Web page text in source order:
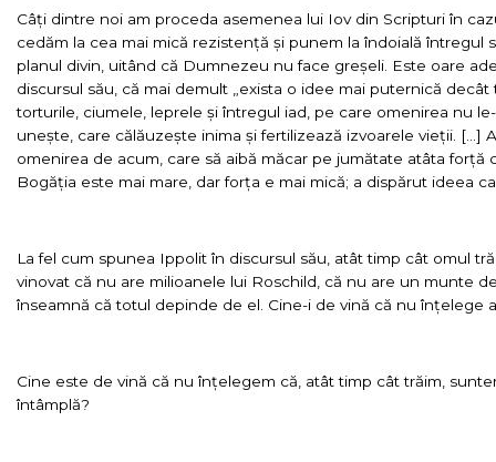
Câți dintre noi am proceda asemenea lui Iov din Scripturi în
cedăm la cea mai mică rezistență și punem la îndoială întregul
planul divin, uitând că Dumnezeu nu face greșeli. Este oare
discursul său, că mai demult „exista o idee mai puternică
torturile, ciumele, leprele și întregul iad, pe care omenirea nu
unește, care călăuzește inima și fertilizează izvoarele vieții. […]
omenirea de acum, care să aibă măcar pe jumătate atâta forță
Bogăția este mai mare, dar forța e mai mică; a dispărut ideea
La fel cum spunea Ippolit în discursul său, atât timp cât omul
vinovat că nu are milioanele lui Roschild, că nu are un munte
înseamnă că totul depinde de el. Cine-i de vină că nu înțelege
Cine este de vină că nu înțelegem că, atât timp cât trăim,
întâmplă?